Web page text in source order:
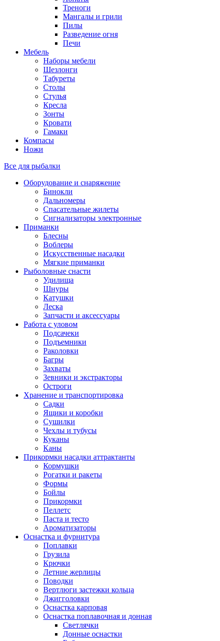
Треноги
Мангалы и грили
Пилы
Разведение огня
Печи
Мебель
Наборы мебели
Шезлонги
Табуреты
Столы
Стулья
Кресла
Зонты
Кровати
Гамаки
Компасы
Ножи
Все для рыбалки
Оборудование и снаряжение
Бинокли
Дальномеры
Спасательные жилеты
Сигнализаторы электронные
Приманки
Блесны
Воблеры
Искусственные насадки
Мягкие приманки
Рыболовные снасти
Удилища
Шнуры
Катушки
Леска
Запчасти и аксессуары
Работа с уловом
Подсачеки
Подъемники
Раколовки
Багры
Захваты
Зевники и экстракторы
Остроги
Хранение и транспортировка
Садки
Ящики и коробки
Сушилки
Чехлы и тубусы
Куканы
Каны
Прикормки насадки аттрактанты
Кормушки
Рогатки и ракеты
Формы
Бойлы
Прикормки
Пеллетс
Паста и тесто
Ароматизаторы
Оснастка и фурнитура
Поплавки
Грузила
Крючки
Летние жерлицы
Поводки
Вертлюги застежки кольца
Джигголовки
Оснастка карповая
Оснастка поплавочная и донная
Светлячки
Донные оснастки